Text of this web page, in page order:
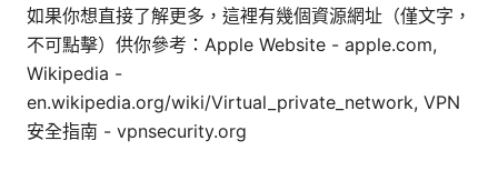
如果你想直接了解更多，這裡有幾個資源網址（僅文字，
不可點擊）供你參考：Apple Website - apple.com,
Wikipedia -
en.wikipedia.org/wiki/Virtual_private_network, VPN
安全指南 - vpnsecurity.org